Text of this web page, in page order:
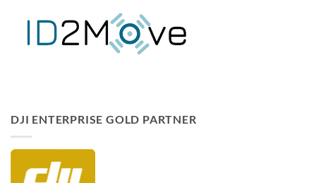
DJI ENTERPRISE GOLD PARTNER